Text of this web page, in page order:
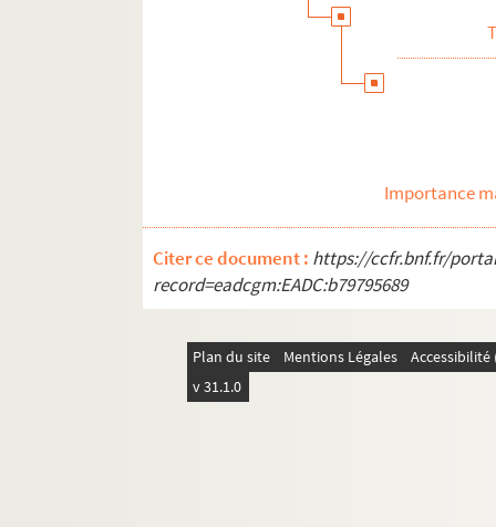
Importance
Citer ce document : https://ccfr.bnf.fr/
record=eadcgm:EADC:b79795689
Plan du site Mentions Légales
v 31.1.0